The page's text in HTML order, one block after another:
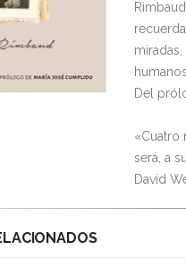
Del
«Cuatro
será, a
David